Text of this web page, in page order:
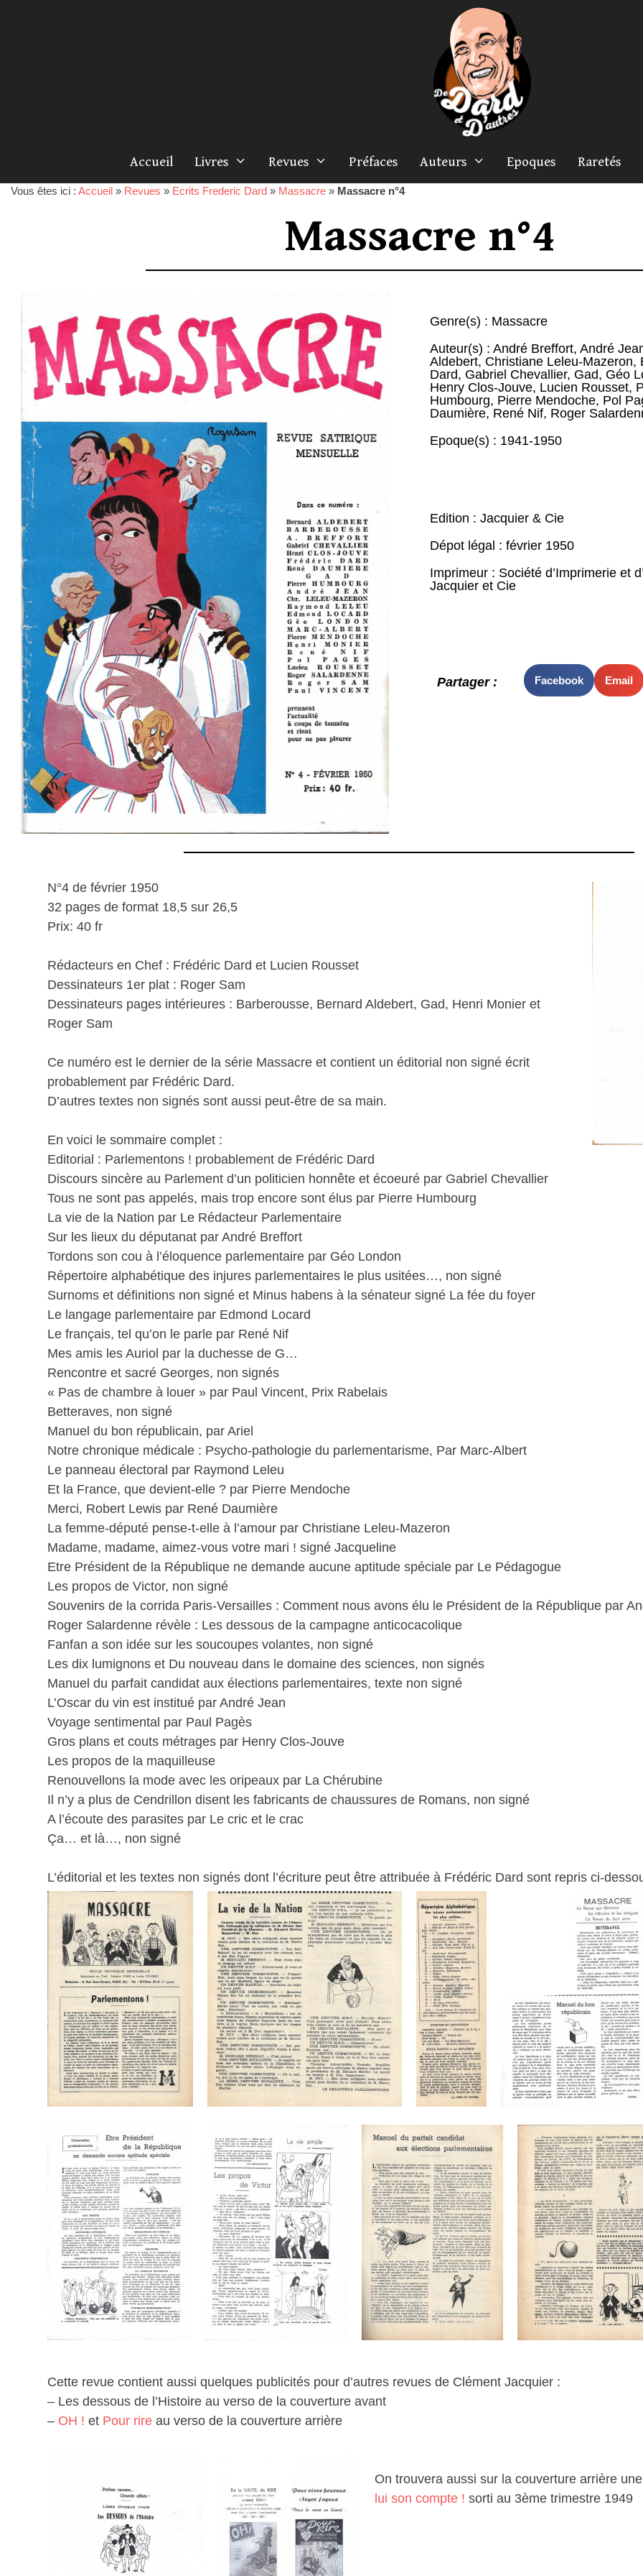
Accueil Livres Revues Préfaces Auteurs Epoques Raretés
Vous êtes ici : Accueil » Revues » Ecrits Frederic Dard » Massacre » Massacre n°4
Massacre n°4
Genre(s) : Massacre
Auteur(s) : André Breffort, André
Aldebert, Christiane Leleu-Mazeron,
Dard, Gabriel Chevallier, Gad, Géo
Henry Clos-Jouve, Lucien Rousset,
Humbourg, Pierre Mendoche, Pol
Daumière, René Nif, Roger
Epoque(s) : 1941-1950
Edition : Jacquier & Cie
Dépot légal : février 1950
Imprimeur : Société d’Imprimerie et
Jacquier et Cie
Partager : Facebook Email
N°4 de février 1950
32 pages de format 18,5 sur 26,5
Prix: 40 fr
Rédacteurs en Chef : Frédéric Dard et Lucien Rousset
Dessinateurs 1er plat : Roger Sam
Dessinateurs pages intérieures : Barberousse, Bernard Aldebert, Gad, Henri Monier et
Roger Sam
Ce numéro est le dernier de la série Massacre et contient un éditorial non signé écrit
probablement par Frédéric Dard.
D’autres textes non signés sont aussi peut-être de sa main.
En voici le sommaire complet :
Editorial : Parlementons ! probablement de Frédéric Dard
Discours sincère au Parlement d’un politicien honnête et écoeuré par Gabriel Chevallier
Tous ne sont pas appelés, mais trop encore sont élus par Pierre Humbourg
La vie de la Nation par Le Rédacteur Parlementaire
Sur les lieux du députanat par André Breffort
Tordons son cou à l’éloquence parlementaire par Géo London
Répertoire alphabétique des injures parlementaires le plus usitées…, non signé
Surnoms et définitions non signé et Minus habens à la sénateur signé La fée du foyer
Le langage parlementaire par Edmond Locard
Le français, tel qu’on le parle par René Nif
Mes amis les Auriol par la duchesse de G…
Rencontre et sacré Georges, non signés
« Pas de chambre à louer » par Paul Vincent, Prix Rabelais
Betteraves, non signé
Manuel du bon républicain, par Ariel
Notre chronique médicale : Psycho-pathologie du parlementarisme, Par Marc-Albert
Le panneau électoral par Raymond Leleu
Et la France, que devient-elle ? par Pierre Mendoche
Merci, Robert Lewis par René Daumière
La femme-député pense-t-elle à l’amour par Christiane Leleu-Mazeron
Madame, madame, aimez-vous votre mari ! signé Jacqueline
Etre Président de la République ne demande aucune aptitude spéciale par Le Pédagogue
Les propos de Victor, non signé
Souvenirs de la corrida Paris-Versailles : Comment nous avons élu le Président de la République par
Roger Salardenne révèle : Les dessous de la campagne anticocacolique
Fanfan a son idée sur les soucoupes volantes, non signé
Les dix lumignons et Du nouveau dans le domaine des sciences, non signés
Manuel du parfait candidat aux élections parlementaires, texte non signé
L’Oscar du vin est institué par André Jean
Voyage sentimental par Paul Pagès
Gros plans et couts métrages par Henry Clos-Jouve
Les propos de la maquilleuse
Renouvellons la mode avec les oripeaux par La Chérubine
Il n’y a plus de Cendrillon disent les fabricants de chaussures de Romans, non signé
A l’écoute des parasites par Le cric et le crac
Ça… et là…, non signé
L’éditorial et les textes non signés dont l’écriture peut être attribuée à Frédéric Dard sont repris ci-
Cette revue contient aussi quelques publicités pour d’autres revues de Clément Jacquier :
– Les dessous de l’Histoire au verso de la couverture avant
– OH ! et Pour rire au verso de la couverture arrière
On trouvera aussi sur la couverture arrière
lui son compte ! sorti au 3ème trimestre 1949